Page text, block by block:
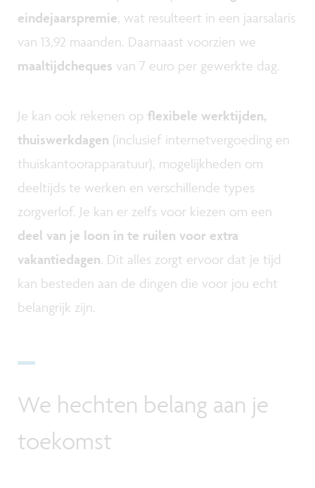
eindejaarspremie, wat resulteert in een jaarsalaris
van 13,92 maanden. Daarnaast voorzien we
maaltijdcheques van 7 euro per gewerkte dag.
Je kan ook rekenen op flexibele werktijden,
thuiswerkdagen (inclusief internetvergoeding en
thuiskantoorapparatuur), mogelijkheden om
deeltijds te werken en verschillende types
zorgverlof. Je kan er zelfs voor kiezen om een
deel van je loon in te ruilen voor extra
vakantiedagen. Dit alles zorgt ervoor dat je tijd
kan besteden aan de dingen die voor jou echt
belangrijk zijn.
We hechten belang aan je
toekomst